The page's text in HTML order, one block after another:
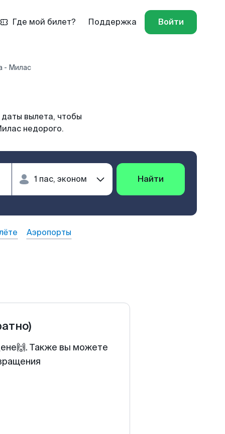
Где мой билет? Поддержка Войти
- Милас
вылета, чтобы
недорого.
Найти
Аэропорты
Также вы можете